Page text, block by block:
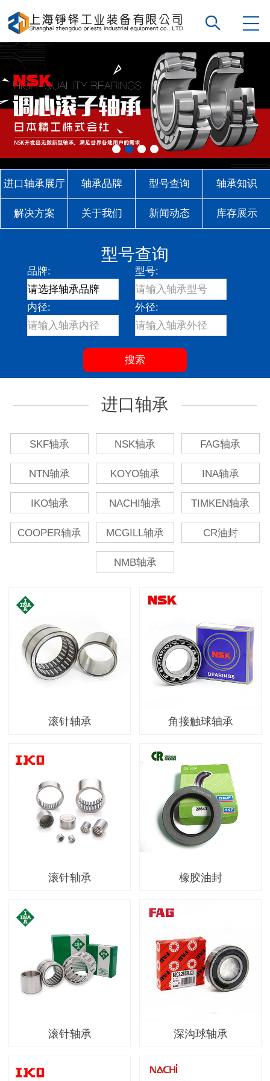
进口轴承展厅 轴承品牌 型号查询 轴承知识
解决方案 关于我们 新闻动态 库存展示
型号查询
品牌: 型号:
内径: 外径:
进口轴承
SKF轴承 NSK轴承 FAG轴承
NTN轴承 KOYO轴承 INA轴承
IKO轴承 NACHI轴承 TIMKEN轴承
COOPER轴承 MCGILL轴承 CR油封
NMB轴承
滚针轴承 角接触球轴承
滚针轴承 橡胶油封
滚针轴承 深沟球轴承